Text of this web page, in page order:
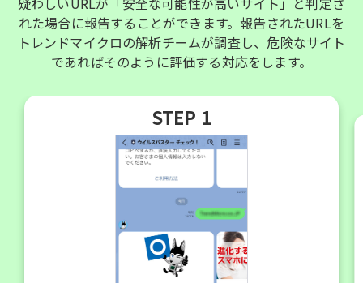
れた場合に報告することができます。報告されたURLを
トレンドマイクロの解析チームが調査し、危険なサイト
であればそのように評価する対応をします。
STEP 1